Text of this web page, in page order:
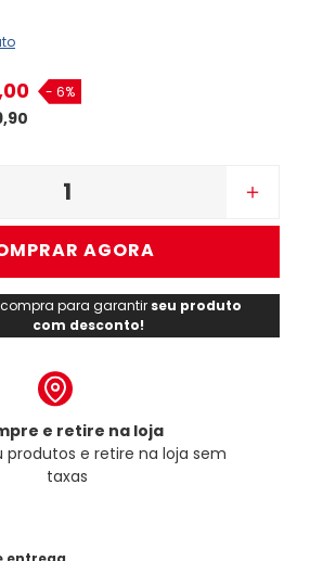
00 - 6%
,90
＋
AGORA
compra para garantir seu produto
com desconto!
e retire na loja
produtos e retire na loja sem
taxas